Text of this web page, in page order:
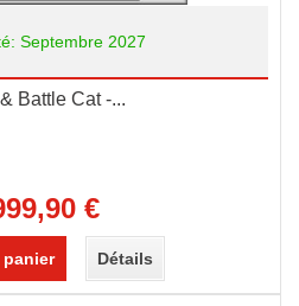
Septembre 2027
Battle Cat -...
€
Détails